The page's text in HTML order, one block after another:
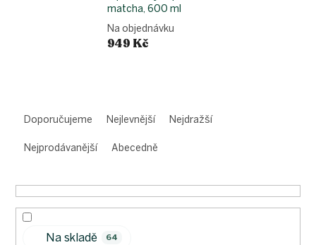
matcha, 600 ml
Na objednávku
949 Kč
a
p
r
o
Doporučujeme Nejlevnější Nejdražší
Nejprodávanější Abecedně
Na skladě 64